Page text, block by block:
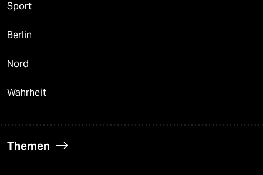
Sport
Berlin
Nord
Wahrheit
Themen